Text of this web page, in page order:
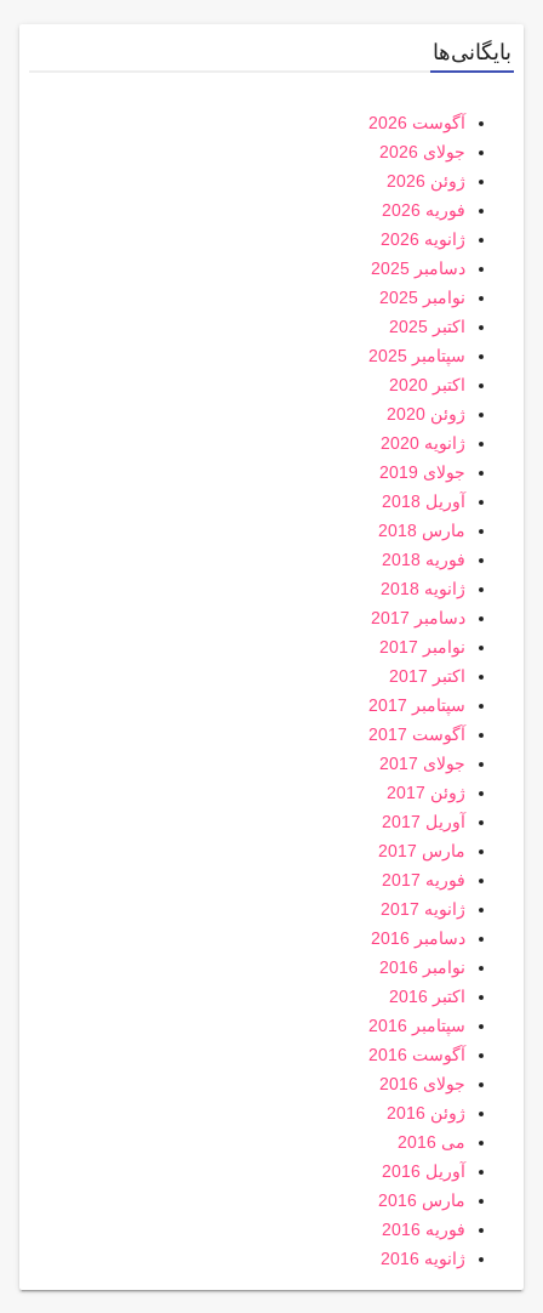
بایگانی‌ها
آگوست 2026
جولای 2026
ژوئن 2026
فوریه 2026
ژانویه 2026
دسامبر 2025
نوامبر 2025
اکتبر 2025
سپتامبر 2025
اکتبر 2020
ژوئن 2020
ژانویه 2020
جولای 2019
آوریل 2018
مارس 2018
فوریه 2018
ژانویه 2018
دسامبر 2017
نوامبر 2017
اکتبر 2017
سپتامبر 2017
آگوست 2017
جولای 2017
ژوئن 2017
آوریل 2017
مارس 2017
فوریه 2017
ژانویه 2017
دسامبر 2016
نوامبر 2016
اکتبر 2016
سپتامبر 2016
آگوست 2016
جولای 2016
ژوئن 2016
می 2016
آوریل 2016
مارس 2016
فوریه 2016
ژانویه 2016